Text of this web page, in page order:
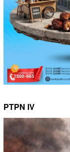
PTPN IV